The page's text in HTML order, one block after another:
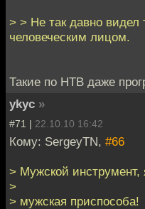
> > Не так давно видел
человеческим лицом.
Такие по НТВ даже
ykyc »
#71 | 22.10.10 16:42
Кому: SergeyTN, #66
> Мужской инструмент,
>
> мужская приспособа!